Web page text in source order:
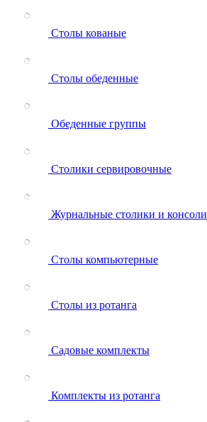
Столы кованые
Столы обеденные
Обеденные группы
Столики сервировочные
Журнальные столики и консоли
Столы компьютерные
Столы из ротанга
Садовые комплекты
Комплекты из ротанга